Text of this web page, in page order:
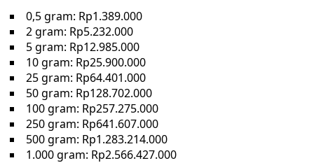
0,5 gram: Rp1.389.000
2 gram: Rp5.232.000
5 gram: Rp12.985.000
10 gram: Rp25.900.000
25 gram: Rp64.401.000
50 gram: Rp128.702.000
100 gram: Rp257.275.000
250 gram: Rp641.607.000
500 gram: Rp1.283.214.000
1.000 gram: Rp2.566.427.000